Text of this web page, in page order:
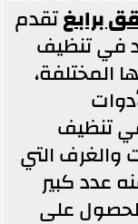
برابغتقدم
في تنظيف
المختلفة،
تنظيف
التي
عدد كبير
على